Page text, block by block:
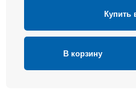
Купить
В корзину